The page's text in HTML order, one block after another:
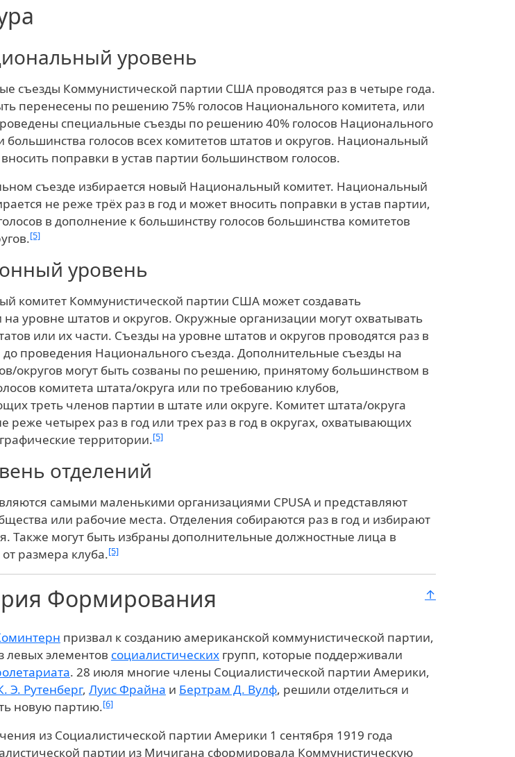
уровень
съезды Коммунистической партии США проводятся раз в четыре года.
перенесены по решению 75% голосов Национального комитета, или
специальные съезды по решению 40% голосов Национального
большинства голосов всех комитетов штатов и округов. Национальный
поправки в устав партии большинством голосов.
съезде избирается новый Национальный комитет. Национальный
не реже трёх раз в год и может вносить поправки в устав партии,
в дополнение к большинству голосов большинства комитетов
[5]
уровень
комитет Коммунистической партии США может создавать
на уровне штатов и округов. Окружные организации могут охватывать
или их части. Съезды на уровне штатов и округов проводятся раз в
до проведения Национального съезда. Дополнительные съезды на
округов могут быть созваны по решению, принятому большинством в
комитета штата/округа или по требованию клубов,
треть членов партии в штате или округе. Комитет штата/округа
реже четырех раз в год или трех раз в год в округах, охватывающих
территории.[5]
отделений
самыми маленькими организациями CPUSA и представляют
или рабочие места. Отделения собираются раз в год и избирают
Также могут быть избраны дополнительные должностные лица в
размера клуба.[5]
↑
Формирования
призвал к созданию американской коммунистической партии,
левых элементов социалистических групп, которые поддерживали
. 28 июля многие члены Социалистической партии Америки,
Э. Рутенберг, Луис Фрайна и Бертрам Д. Вулф, решили отделиться и
новую партию.[6]
из Социалистической партии Америки 1 сентября 1919 года
партии из Мичигана сформировала Коммунистическую